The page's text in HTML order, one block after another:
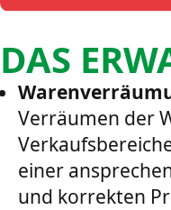
DAS
Verräumen der
einer
und korrekten